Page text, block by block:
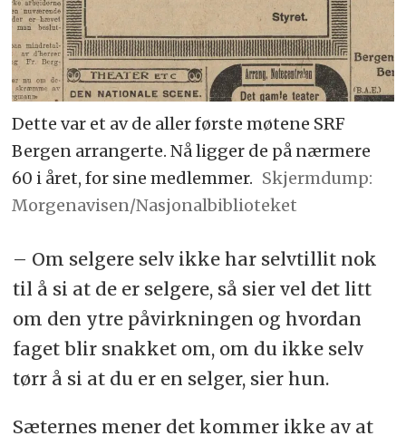
Dette var et av de aller første møtene SRF
Bergen arrangerte. Nå ligger de på nærmere
60 i året, for sine medlemmer. Skjermdump:
Morgenavisen/Nasjonalbiblioteket
– Om selgere selv ikke har selvtillit nok
til å si at de er selgere, så sier vel det litt
om den ytre påvirkningen og hvordan
faget blir snakket om, om du ikke selv
tørr å si at du er en selger, sier hun.
Sæternes mener det kommer ikke av at